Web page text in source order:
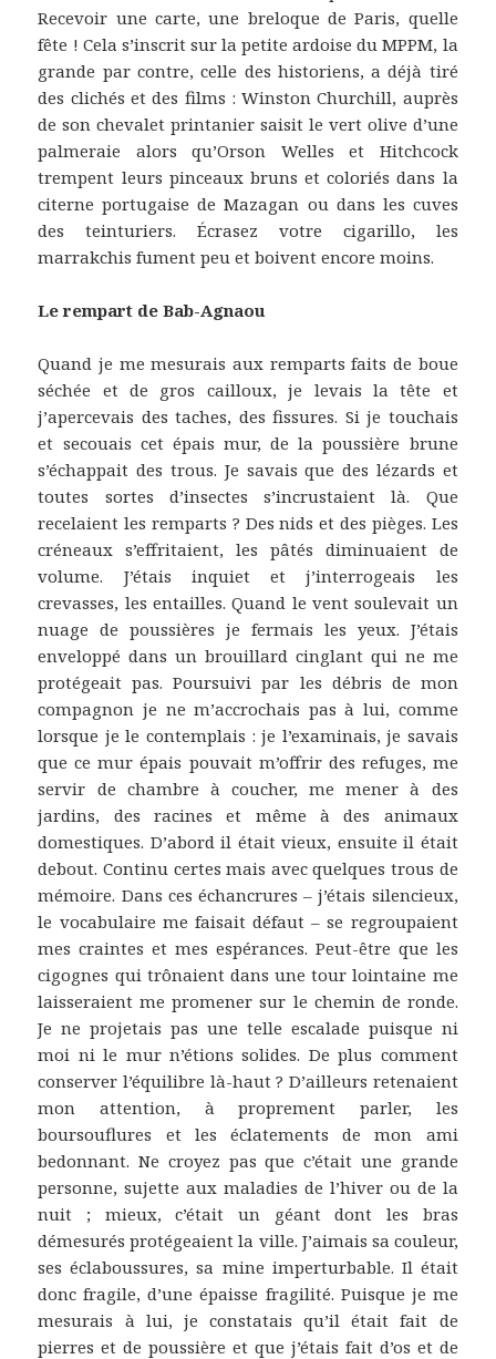
Recevoir une carte, une breloque de Paris, quelle
fête ! Cela s’inscrit sur la petite ardoise du MPPM, la
grande par contre, celle des historiens, a déjà tiré
des clichés et des films : Winston Churchill, auprès
de son chevalet printanier saisit le vert olive d’une
palmeraie alors qu’Orson Welles et Hitchcock
trempent leurs pinceaux bruns et coloriés dans la
citerne portugaise de Mazagan ou dans les cuves
des teinturiers. Écrasez votre cigarillo, les
marrakchis fument peu et boivent encore moins.
Le rempart de Bab-Agnaou
Quand je me mesurais aux remparts faits de boue
séchée et de gros cailloux, je levais la tête et
j’apercevais des taches, des fissures. Si je touchais
et secouais cet épais mur, de la poussière brune
s’échappait des trous. Je savais que des lézards et
toutes sortes d’insectes s’incrustaient là. Que
recelaient les remparts ? Des nids et des pièges. Les
créneaux s’effritaient, les pâtés diminuaient de
volume. J’étais inquiet et j’interrogeais les
crevasses, les entailles. Quand le vent soulevait un
nuage de poussières je fermais les yeux. J’étais
enveloppé dans un brouillard cinglant qui ne me
protégeait pas. Poursuivi par les débris de mon
compagnon je ne m’accrochais pas à lui, comme
lorsque je le contemplais : je l’examinais, je savais
que ce mur épais pouvait m’offrir des refuges, me
servir de chambre à coucher, me mener à des
jardins, des racines et même à des animaux
domestiques. D’abord il était vieux, ensuite il était
debout. Continu certes mais avec quelques trous de
mémoire. Dans ces échancrures – j’étais silencieux,
le vocabulaire me faisait défaut – se regroupaient
mes craintes et mes espérances. Peut-être que les
cigognes qui trônaient dans une tour lointaine me
laisseraient me promener sur le chemin de ronde.
Je ne projetais pas une telle escalade puisque ni
moi ni le mur n’étions solides. De plus comment
conserver l’équilibre là-haut ? D’ailleurs retenaient
mon attention, à proprement parler, les
boursouflures et les éclatements de mon ami
bedonnant. Ne croyez pas que c’était une grande
personne, sujette aux maladies de l’hiver ou de la
nuit ; mieux, c’était un géant dont les bras
démesurés protégeaient la ville. J’aimais sa couleur,
ses éclaboussures, sa mine imperturbable. Il était
donc fragile, d’une épaisse fragilité. Puisque je me
mesurais à lui, je constatais qu’il était fait de
pierres et de poussière et que j’étais fait d’os et de